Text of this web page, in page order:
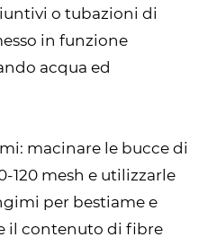
o tubazioni di
in funzione
acqua ed
macinare le bucce di
120 mesh e utilizzarle
per bestiame e
il contenuto di fibre